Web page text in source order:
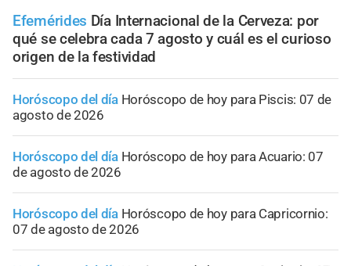
Efemérides Día Internacional de la Cerveza: por
qué se celebra cada 7 agosto y cuál es el curioso
origen de la festividad
Horóscopo del día Horóscopo de hoy para Piscis: 07 de
agosto de 2026
Horóscopo del día Horóscopo de hoy para Acuario: 07
de agosto de 2026
Horóscopo del día Horóscopo de hoy para Capricornio:
07 de agosto de 2026